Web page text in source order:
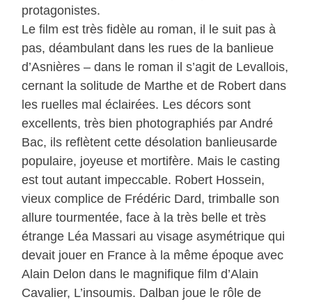
protagonistes.
Le film est très fidèle au roman, il le suit pas à
pas, déambulant dans les rues de la banlieue
d’Asnières – dans le roman il s’agit de Levallois,
cernant la solitude de Marthe et de Robert dans
les ruelles mal éclairées. Les décors sont
excellents, très bien photographiés par André
Bac, ils reflètent cette désolation banlieusarde
populaire, joyeuse et mortifère. Mais le casting
est tout autant impeccable. Robert Hossein,
vieux complice de Frédéric Dard, trimballe son
allure tourmentée, face à la très belle et très
étrange Léa Massari au visage asymétrique qui
devait jouer en France à la même époque avec
Alain Delon dans le magnifique film d’Alain
Cavalier, L’insoumis. Dalban joue le rôle de